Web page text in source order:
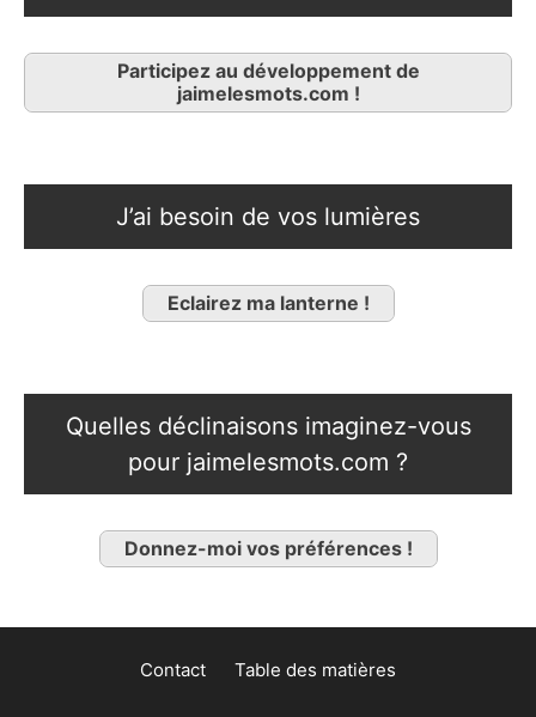
Participez au développement de
jaimelesmots.com !
J’ai besoin de vos lumières
Eclairez ma lanterne !
Quelles déclinaisons imaginez-vous
pour jaimelesmots.com ?
Donnez-moi vos préférences !
Contact Table des matières